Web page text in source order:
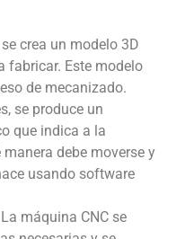
crea un modelo 3D
fabricar. Este modelo
de mecanizado.
se produce un
que indica a la
debe moverse y
usando software
La máquina CNC se